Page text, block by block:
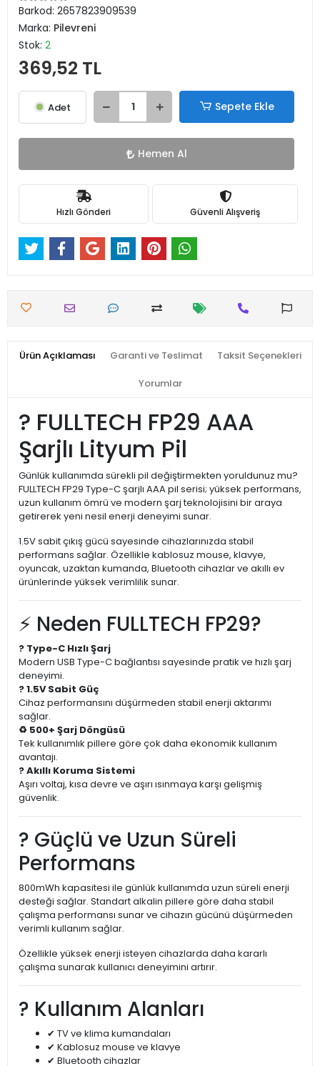
Barkod: 2657823909539
Marka: Pilevreni
Stok: 2
369,52 TL
Adet Sepete Ekle
Hemen Al
Hızlı Gönderi Güvenli Alışveriş
Ürün Açıklaması Garanti ve Teslimat Taksit Seçenekleri
Yorumlar
? FULLTECH FP29 AAA
Şarjlı Lityum Pil
Günlük kullanımda sürekli pil değiştirmekten yoruldunuz mu?
FULLTECH FP29 Type-C şarjlı AAA pil serisi; yüksek performans,
uzun kullanım ömrü ve modern şarj teknolojisini bir araya
getirerek yeni nesil enerji deneyimi sunar.
1.5V sabit çıkış gücü sayesinde cihazlarınızda stabil
performans sağlar. Özellikle kablosuz mouse, klavye,
oyuncak, uzaktan kumanda, Bluetooth cihazlar ve akıllı ev
ürünlerinde yüksek verimlilik sunar.
⚡ Neden FULLTECH FP29?
? Type-C Hızlı Şarj
Modern USB Type-C bağlantısı sayesinde pratik ve hızlı şarj
deneyimi.
? 1.5V Sabit Güç
Cihaz performansını düşürmeden stabil enerji aktarımı
sağlar.
♻️ 500+ Şarj Döngüsü
Tek kullanımlık pillere göre çok daha ekonomik kullanım
avantajı.
?️ Akıllı Koruma Sistemi
Aşırı voltaj, kısa devre ve aşırı ısınmaya karşı gelişmiş
güvenlik.
? Güçlü ve Uzun Süreli
Performans
800mWh kapasitesi ile günlük kullanımda uzun süreli enerji
desteği sağlar. Standart alkalin pillere göre daha stabil
çalışma performansı sunar ve cihazın gücünü düşürmeden
verimli kullanım sağlar.
Özellikle yüksek enerji isteyen cihazlarda daha kararlı
çalışma sunarak kullanıcı deneyimini artırır.
? Kullanım Alanları
✔ TV ve klima kumandaları
✔ Kablosuz mouse ve klavye
✔ Bluetooth cihazlar